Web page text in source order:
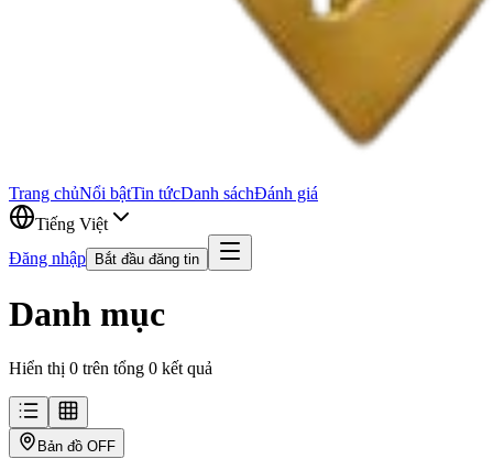
Trang chủNổi bậtTin tứcDanh sáchĐánh giá
Tiếng Việt
Đăng nhập
Bắt đầu đăng tin
Danh mục
Hiển thị 0 trên tổng 0 kết quả
Bản đồ OFF